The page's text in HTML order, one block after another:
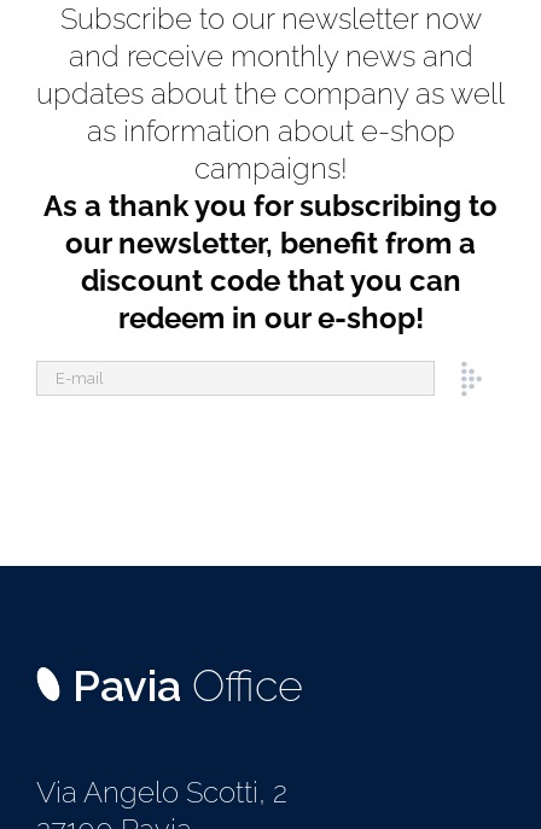
Subscribe to our newsletter now
and receive monthly news and
updates about the company as well
as information about e-shop
campaigns!
As a thank you for subscribing to
our newsletter, benefit from a
discount code that you can
redeem in our e-shop!
Pavia Office
Via Angelo Scotti, 2